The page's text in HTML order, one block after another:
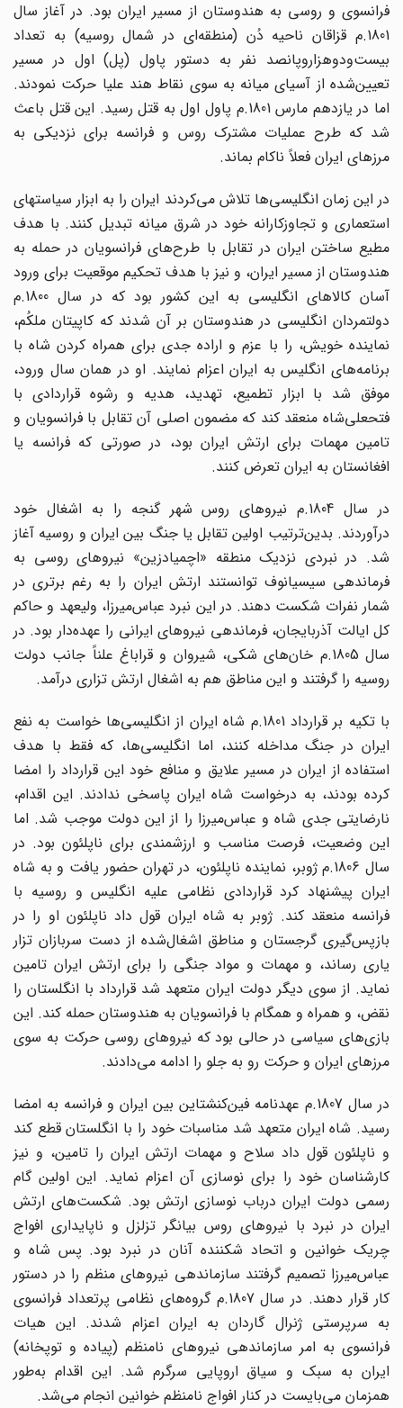
فرانسوی و روسی به هندوستان از مسیر ایران بود. در آغاز سال
1801.م قزاقان ناحیه دُن (منطقه‌ای در شمال روسیه) به تعداد
بیست‌ودوهزاروپانصد نفر به دستور پاول (پل) اول در مسیر
تعیین‌شده از آسیای میانه به سوی نقاط هند علیا حرکت نمودند.
اما در یازدهم مارس 1801.م پاول اول به قتل رسید. این قتل باعث
شد که طرح عملیات مشترک روس و فرانسه برای نزدیکی به
مرزهای ایران فعلاً ناکام بماند.
در این زمان انگلیسی‌ها تلاش می‌کردند ایران را به ابزار سیاستهای
استعماری و تجاوزکارانه خود در شرق میانه تبدیل کنند. با هدف
مطیع ساختن ایران در تقابل با طرح‌های فرانسویان در حمله به
هندوستان از مسیر ایران، و نیز با هدف تحکیم موقعیت برای ورود
آسان کالاهای انگلیسی به این کشور بود که در سال 1800.م
دولتمردان انگلیسی در هندوستان بر آن شدند که کاپیتان ملکُم،
نماینده خویش، را با عزم و اراده جدی برای همراه کردن شاه با
برنامه‌های انگلیس به ایران اعزام نمایند. او در همان سال ورود،
موفق شد با ابزار تطمیع، تهدید، هدیه و رشوه قراردادی با
فتحعلی‌شاه منعقد کند که مضمون اصلی آن تقابل با فرانسویان و
تامین مهمات برای ارتش ایران بود، در صورتی که فرانسه یا
افغانستان به ایران تعرض کنند.
در سال 1804.م نیروهای روس شهر گنجه را به اشغال خود
درآوردند. بدین‌ترتیب اولین تقابل یا جنگ بین ایران و روسیه آغاز
شد. در نبردی نزدیک منطقه «اچمیادزین» نیروهای روسی به
فرماندهی سیسیانوف توانستند ارتش ایران را به ‌رغم برتری در
شمار نفرات شکست دهند. در این نبرد عباس‌میرزا، ولیعهد و حاکم
کل ایالت آذربایجان، فرماندهی نیروهای ایرانی را عهده‌دار بود. در
سال 1805.م خان‌های شکی، شیروان و قراباغ علناً جانب دولت
روسیه را گرفتند و این مناطق هم به اشغال ارتش تزاری درآمد.
با تکیه بر قرارداد 1801.م شاه ایران از انگلیسی‌ها خواست به نفع
ایران در جنگ مداخله کنند، اما انگلیسی‌ها، که فقط با هدف
استفاده از ایران در مسیر علایق و منافع خود این قرارداد را امضا
کرده بودند، به درخواست شاه ایران پاسخی ندادند. این اقدام،
نارضایتی جدی شاه و عباس‌میرزا را از این دولت موجب شد. اما
این وضعیت، فرصت مناسب و ارزشمندی برای ناپلئون بود. در
سال 1806.م ژوبر، نماینده ناپلئون، در تهران حضور یافت و به شاه
ایران پیشنهاد کرد قراردادی نظامی علیه انگلیس و روسیه با
فرانسه منعقد کند. ژوبر به شاه ایران قول داد ناپلئون او را در
بازپس‌گیری گرجستان و مناطق اشغال‌شده از دست سربازان تزار
یاری رساند، و مهمات و مواد جنگی را برای ارتش ایران تامین
نماید. از سوی دیگر دولت ایران متعهد شد قرارداد با انگلستان را
نقض، و همراه و همگام با فرانسویان به هندوستان حمله کند. این
بازی‌های سیاسی در حالی بود که نیروهای روسی حرکت به سوی
مرزهای ایران و حرکت رو به جلو را ادامه می‌دادند.
در سال 1807.م عهدنامه فین‌کنشتاین بین ایران و فرانسه به امضا
رسید. شاه ایران متعهد شد مناسبات خود را با انگلستان قطع کند
و ناپلئون قول داد سلاح و مهمات ارتش ایران را تامین، و نیز
کارشناسان خود را برای نوسازی آن اعزام نماید. این اولین گام
رسمی دولت ایران درباب نوسازی ارتش بود. شکست‌های ارتش
ایران در نبرد با نیروهای روس بیانگر تزلزل و ناپایداری افواج
چریک خوانین و اتحاد شکننده آنان در نبرد بود. پس شاه و
عباس‌میرزا تصمیم گرفتند سازماندهی نیروهای منظم را در دستور
کار قرار دهند. در سال 1807.م گروه‌های نظامی پرتعداد فرانسوی
به سرپرستی ژنرال گاردان به ایران اعزام شدند. این هیات
فرانسوی به امر سازماندهی نیروهای نامنظم (پیاده و توپخانه)
ایران به سبک و سیاق اروپایی سرگرم شد. این اقدام به‌طور
همزمان می‌بایست در کنار افواج نامنظم خوانین انجام می‌شد.